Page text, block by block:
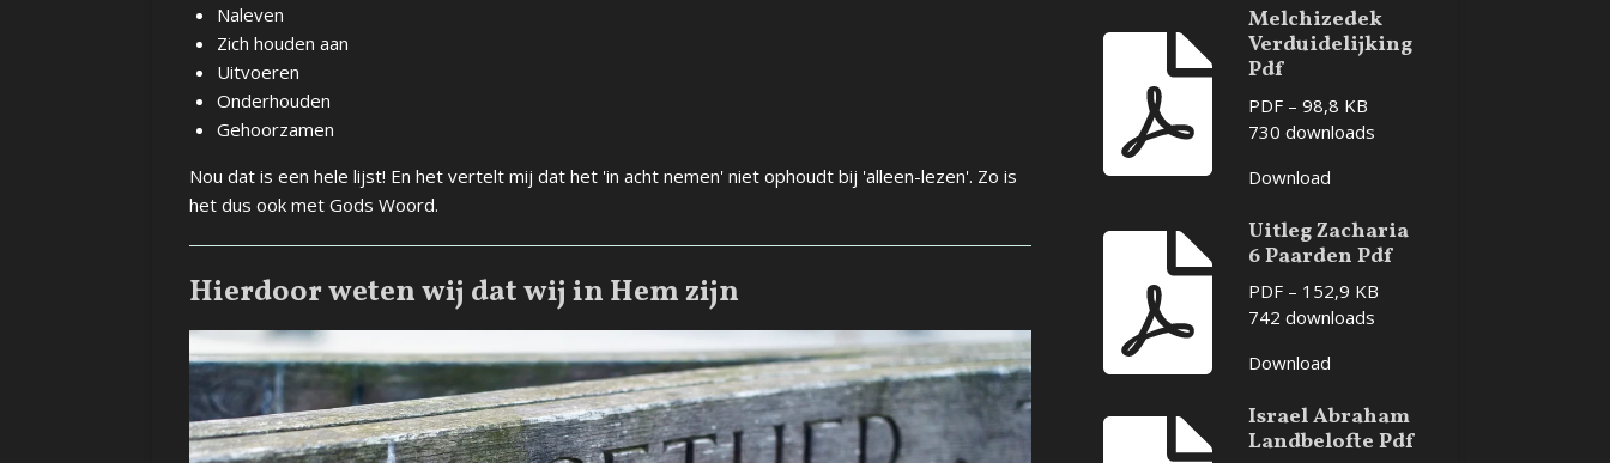
Naleven
Zich houden aan
Uitvoeren
Onderhouden
Gehoorzamen
Nou dat is een hele lijst! En het vertelt mij dat het 'in acht nemen' niet ophoudt bij 'alleen-lezen'. Zo is
het dus ook met Gods Woord.
Hierdoor weten wij dat wij in Hem zijn
Melchizedek
Verduidelijking
Pdf
PDF – 98,8 KB
730 downloads
Download
Uitleg Zacharia
6 Paarden Pdf
PDF – 152,9 KB
742 downloads
Download
Israel Abraham
Landbelofte Pdf